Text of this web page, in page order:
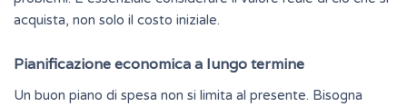
acquista, non solo il costo iniziale.
Pianificazione economica a lungo termine
Un buon piano di spesa non si limita al presente. Bisogna